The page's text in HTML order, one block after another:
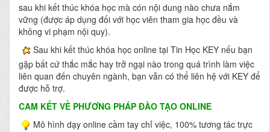
sau khi kết thúc khóa học mà cón nội dung nào chưa nắm
vững (được áp dụng đối với học viên tham gia học đều và
không vi phạm nội quy).
Sau khi kết thúc khóa học online tại Tin Học KEY nếu bạn
gặp bất cứ thắc mắc hay trở ngại nào trong quá trình làm việc
liên quan đến chuyên ngành, bạn vẫn có thể liên hệ với KEY để
được hỗ trợ.
CAM KẾT VỀ PHƯƠNG PHÁP ĐÀO TẠO ONLINE
Mô hình dạy online cầm tay chỉ việc, 100% tương tác trực